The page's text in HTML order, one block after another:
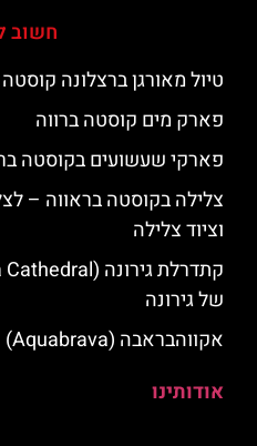
חשוב
טיול מאורגן ברצלונה קוסטה
פארק מים קוסטה ברווה
פארקי שעשועים בקוסטה
צלילה בקוסטה בראווה –
וציוד צלילה
של גירונה
אקווהבראבה (Aquabrava) – פארק מים קוסטה ברווה
אודותינו